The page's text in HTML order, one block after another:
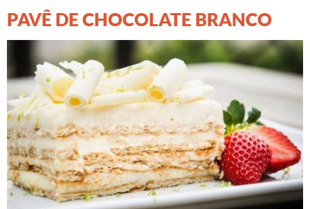
PAVÊ DE CHOCOLATE BRANCO